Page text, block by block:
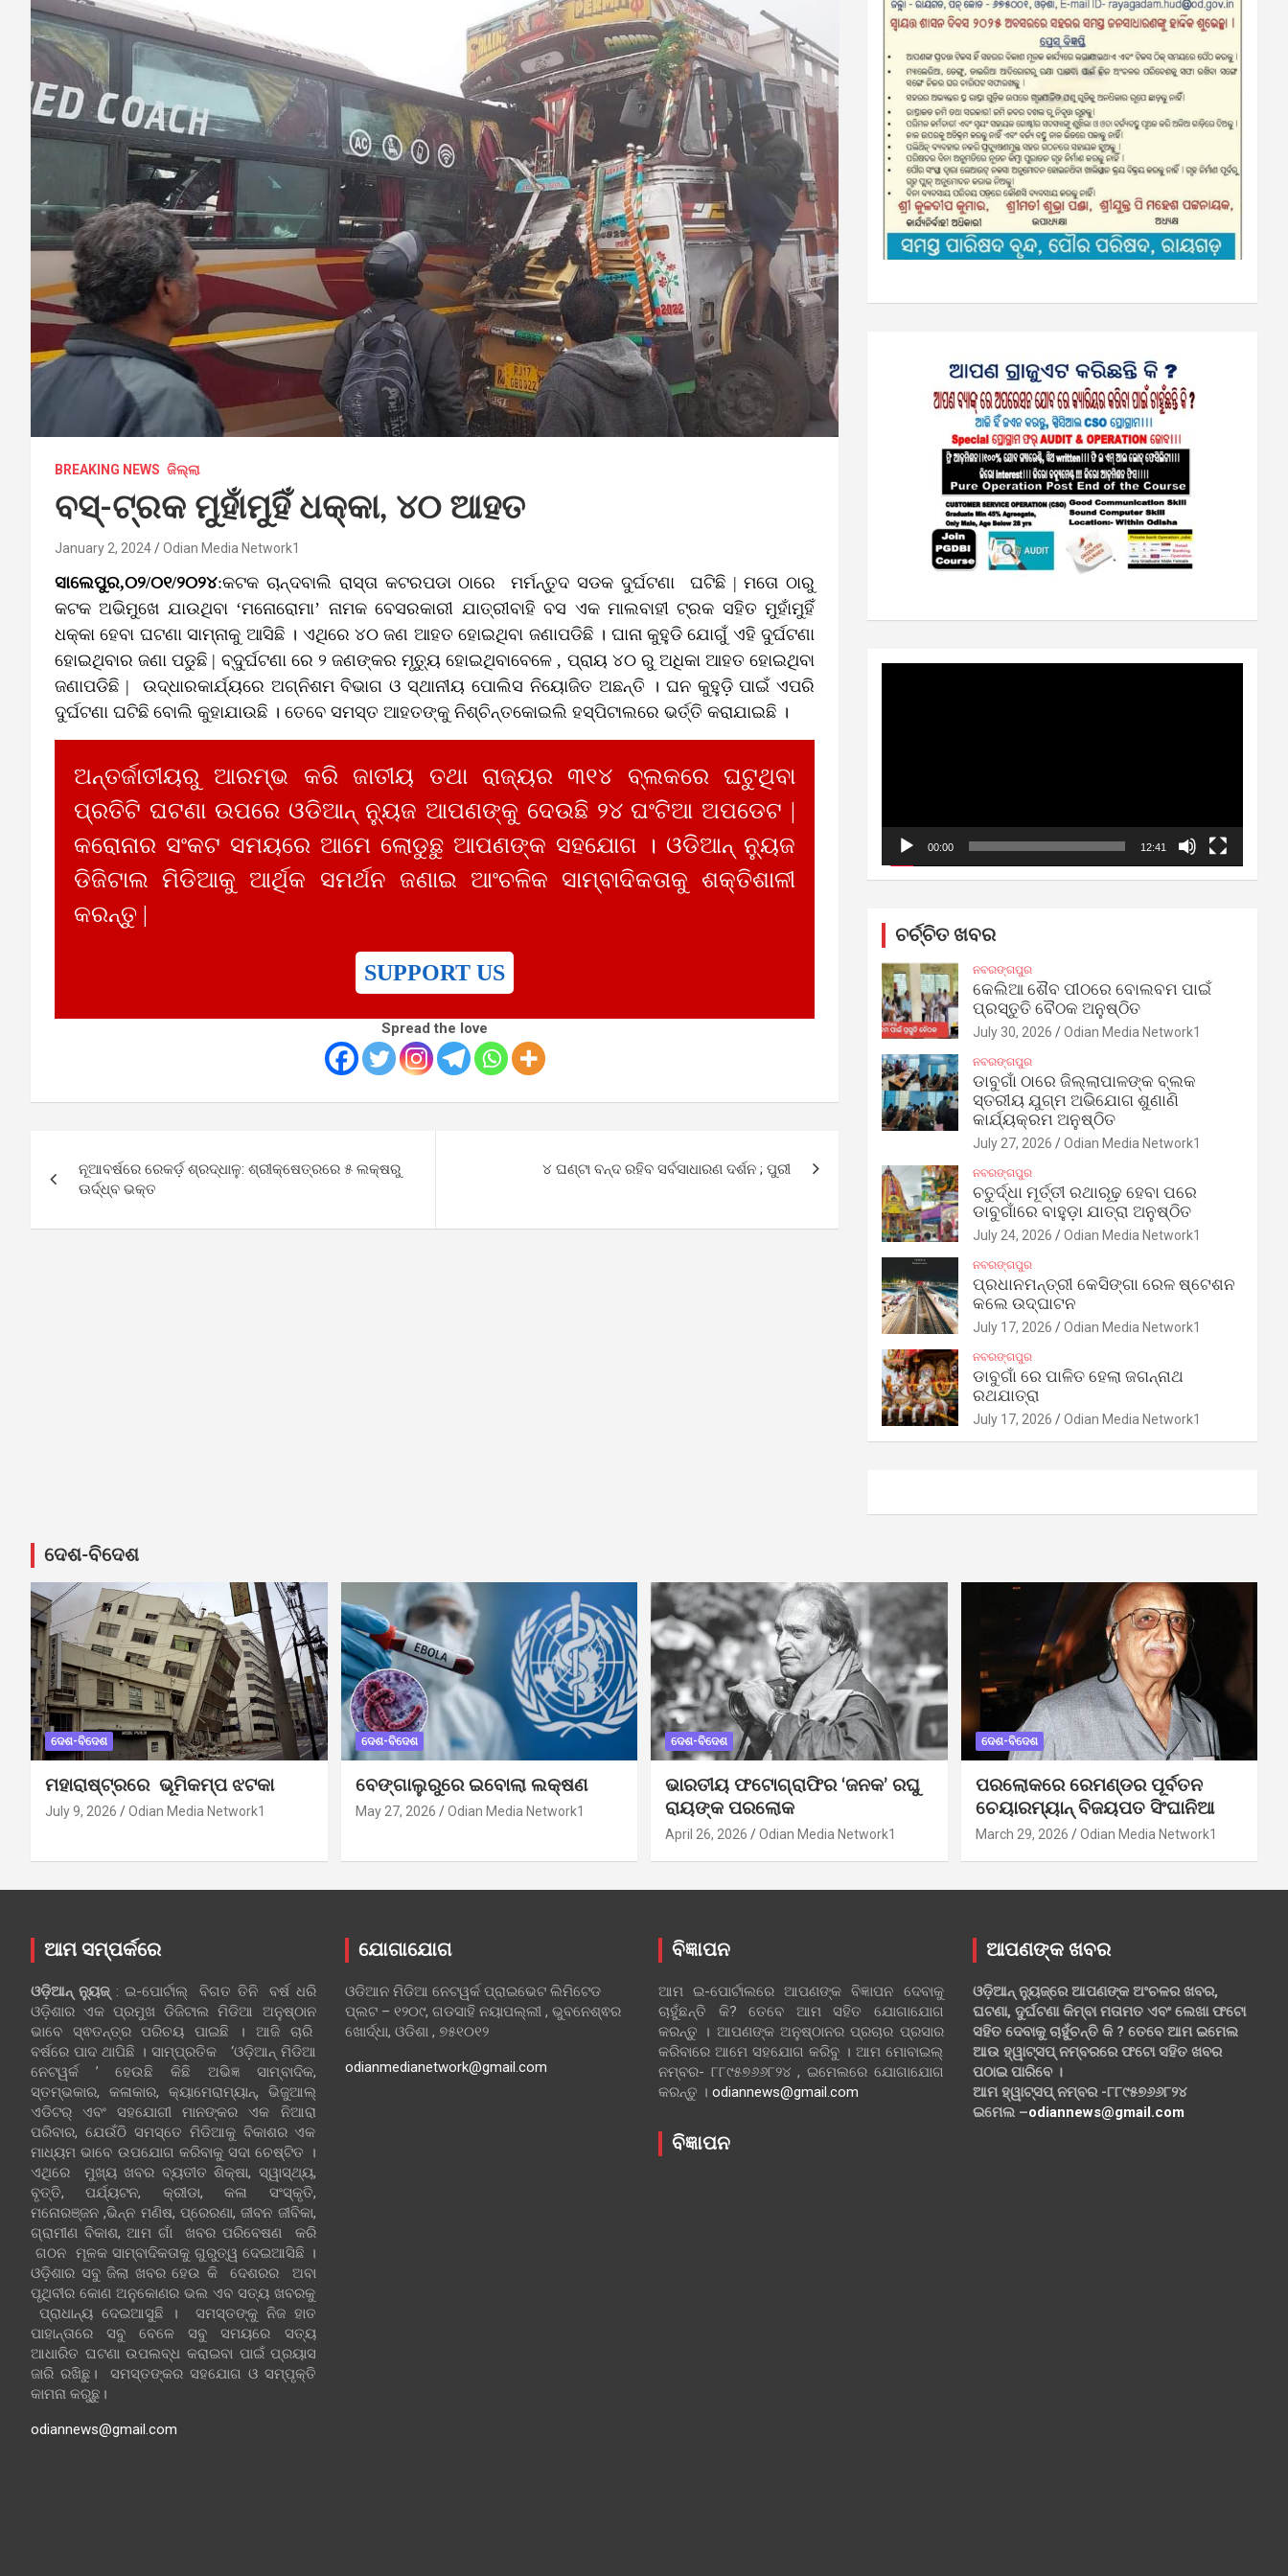
BREAKING NEWS ଜିଲ୍ଲା
ବସ୍-ଟ୍ରକ ମୁହାଁମୁହିଁ ଧକ୍କା, ୪୦ ଆହତ
January 2, 2024 Odian Media Network1
ସାଲେପୁର,୦୨/୦୧/୨୦୨୪:କଟକ ଚାନ୍ଦବାଲି ରାସ୍ତା କଟରପଡା ଠାରେ ମର୍ମନ୍ତୁଦ ସଡକ ଦୁର୍ଘଟଣା ଘଟିଛି | ମତୋ ଠାରୁ
କଟକ ଅଭିମୁଖେ ଯାଉଥିବା ‘ମନୋରୋମା’ ନାମକ ବେସରକାରୀ ଯାତ୍ରୀବାହି ବସ ଏକ ମାଲବାହୀ ଟ୍ରକ ସହିତ ମୁହାଁମୁହିଁ
ଧକ୍କା ହେବା ଘଟଣା ସାମ୍ନାକୁ ଆସିଛି । ଏଥିରେ ୪୦ ଜଣ ଆହତ ହୋଇଥିବା ଜଣାପଡିଛି । ଘାନା କୁହୁଡି ଯୋଗୁଁ ଏହି ଦୁର୍ଘଟଣା
ହୋଇଥିବାର ଜଣା ପଡୁଛି | ବ୍ଦୁର୍ଘଟଣା ରେ ୨ ଜଣଙ୍କର ମୃତ୍ୟୁ ହୋଇଥିବାବେଳେ , ପ୍ରାୟ ୪୦ ରୁ ଅଧିକା ଆହତ ହୋଇଥିବା
ଜଣାପଡିଛି | ଉଦ୍ଧାରକାର୍ଯ୍ୟରେ ଅଗ୍ନିଶମ ବିଭାଗ ଓ ସ୍ଥାନୀୟ ପୋଲିସ ନିୟୋଜିତ ଅଛନ୍ତି । ଘନ କୁହୁଡ଼ି ପାଇଁ ଏପରି
ଦୁର୍ଘଟଣା ଘଟିଛି ବୋଲି କୁହାଯାଉଛି । ତେବେ ସମସ୍ତ ଆହତଙ୍କୁ ନିଶ୍ଚିନ୍ତକୋଇଲି ହସ୍ପିଟାଲରେ ଭର୍ତ୍ତି କରାଯାଇଛି ।
ଅନ୍ତର୍ଜାତୀୟରୁ ଆରମ୍ଭ କରି ଜାତୀୟ ତଥା ରାଜ୍ୟର ୩୧୪ ବ୍ଲକରେ ଘଟୁଥିବା
ପ୍ରତିଟି ଘଟଣା ଉପରେ ଓଡିଆନ୍ ନ୍ୟୁଜ ଆପଣଙ୍କୁ ଦେଉଛି ୨୪ ଘଂଟିଆ ଅପଡେଟ |
କରୋନାର ସଂକଟ ସମୟରେ ଆମେ ଲୋଡୁଛୁ ଆପଣଙ୍କ ସହଯୋଗ । ଓଡିଆନ୍ ନ୍ୟୁଜ
ଡିଜିଟାଲ ମିଡିଆକୁ ଆର୍ଥିକ ସମର୍ଥନ ଜଣାଇ ଆଂଚଳିକ ସାମ୍ବାଦିକତାକୁ ଶକ୍ତିଶାଳୀ
କରନ୍ତୁ |
SUPPORT US
Spread the love
navigation
ନୂଆବର୍ଷରେ ରେକର୍ଡ଼ ଶ୍ରଦ୍ଧାଳୁ: ଶ୍ରୀକ୍ଷେତ୍ରରେ ୫ ଲକ୍ଷରୁ
ଊର୍ଦ୍ଧ୍ବ ଭକ୍ତ
୪ ଘଣ୍ଟା ବନ୍ଦ ରହିବ ସର୍ବସାଧାରଣ ଦର୍ଶନ ; ପୁରୀ
00:00 12:41
ଚର୍ଚ୍ଚିତ ଖବର
ନବରଙ୍ଗପୁର
କେଲିଆ ଶୈବ ପୀଠରେ ବୋଲବମ ପାଇଁ
ପ୍ରସ୍ତୁତି ବୈଠକ ଅନୁଷ୍ଠିତ
July 30, 2026 Odian Media Network1
ନବରଙ୍ଗପୁର
ଡାବୁଗାଁ ଠାରେ ଜିଲ୍ଲାପାଳଙ୍କ ବ୍ଲକ
ସ୍ତରୀୟ ଯୁଗ୍ମ ଅଭିଯୋଗ ଶୁଣାଣି
କାର୍ଯ୍ୟକ୍ରମ ଅନୁଷ୍ଠିତ
July 27, 2026 Odian Media Network1
ନବରଙ୍ଗପୁର
ଚତୁର୍ଦ୍ଧା ମୂର୍ତ୍ତୀ ରଥାରୂଢ଼ ହେବା ପରେ
ଡାବୁଗାଁରେ ବାହୁଡ଼ା ଯାତ୍ରା ଅନୁଷ୍ଠିତ
July 24, 2026 Odian Media Network1
ନବରଙ୍ଗପୁର
ପ୍ରଧାନମନ୍ତ୍ରୀ କେସିଙ୍ଗା ରେଳ ଷ୍ଟେଶନ
କଲେ ଉଦ୍‌ଘାଟନ
July 17, 2026 Odian Media Network1
ନବରଙ୍ଗପୁର
ଡାବୁଗାଁ ରେ ପାଳିତ ହେଲା ଜଗନ୍ନାଥ
ରଥଯାତ୍ରା
July 17, 2026 Odian Media Network1
ଦେଶ-ବିଦେଶ
ଦେଶ-ବିଦେଶ
ମହାରାଷ୍ଟ୍ରରେ ଭୂମିକମ୍ପ ଝଟକା
July 9, 2026 Odian Media Network1
ଦେଶ-ବିଦେଶ
ବେଙ୍ଗାଲୁରୁରେ ଇବୋଲା ଲକ୍ଷଣ
May 27, 2026 Odian Media Network1
ଦେଶ-ବିଦେଶ
ଭାରତୀୟ ଫଟୋଗ୍ରାଫିର ‘ଜନକ’ ରଘୁ
ରାୟଙ୍କ ପରଲୋକ
April 26, 2026 Odian Media Network1
ଦେଶ-ବିଦେଶ
ପରଲୋକରେ ରେମଣ୍ଡର ପୂର୍ବତନ
ଚେୟାରମ୍ୟାନ୍ ବିଜୟପତ ସିଂଘାନିଆ
March 29, 2026 Odian Media Network1
ଆମ ସମ୍ପର୍କରେ
ଓଡ଼ିଆନ୍‍ ନ୍ୟୁଜ୍‍: ଇ-ପୋର୍ଟାଲ୍ ବିଗତ ତିନି ବର୍ଷ ଧରି
ଓଡ଼ିଶାର ଏକ ପ୍ରମୁଖ ଡିଜିଟାଲ ମିଡିଆ ଅନୁଷ୍ଠାନ
ଭାବେ ସ୍ଵତନ୍ତ୍ର ପରିଚୟ ପାଇଛି । ଆଜି ଚାରି
ବର୍ଷରେ ପାଦ ଥାପିଛି । ସାମ୍ପ୍ରତିକ ‘ଓଡ଼ିଆନ୍‍ ମିଡିଆ
ନେଟୱର୍କ ’ ହେଉଛି କିଛି ଅଭିଜ୍ଞ ସାମ୍ବାଦିକ,
ସ୍ତମ୍ଭକାର, କଳାକାର, କ୍ୟାମେରାମ୍ୟାନ୍, ଭିଜୁଆଲ୍
ଏଡିଟର୍ ଏବଂ ସହଯୋଗୀ ମାନଙ୍କର ଏକ ନିଆରା
ପରିବାର, ଯେଉଁଠି ସମସ୍ତେ ମିଡିଆକୁ ବିକାଶର ଏକ
ମାଧ୍ୟମ ଭାବେ ଉପଯୋଗ କରିବାକୁ ସଦା ଚେଷ୍ଟିତ ।
ଏଥିରେ ମୁଖ୍ୟ ଖବର ବ୍ୟତୀତ ଶିକ୍ଷା, ସ୍ୱାସ୍ଥ୍ୟ,
ବୃତ୍ତି, ପର୍ଯ୍ୟଟନ, କ୍ରୀଡା, କଳା ସଂସ୍କୃତି,
ମନୋରଞ୍ଜନ ,ଭିନ୍ନ ମଣିଷ, ପ୍ରେରଣା, ଜୀବନ ଜୀବିକା,
ଗ୍ରାମୀଣ ବିକାଶ, ଆମ ଗାଁ ଖବର ପରିବେଷଣ କରି
ଗଠନ ମୂଳକ ସାମ୍ବାଦିକତାକୁ ଗୁରୁତ୍ୱ ଦେଇଆସିଛି ।
ଓଡ଼ିଶାର ସବୁ ଜିଲା ଖବର ହେଉ କି ଦେଶରର ଅବା
ପୃଥିବୀର କୋଣ ଅନୁକୋଣର ଭଲ ଏବ ସତ୍ୟ ଖବରକୁ
ପ୍ରାଧାନ୍ୟ ଦେଇଆସୁଛି । ସମସ୍ତଙ୍କୁ ନିଜ ହାତ
ପାହାନ୍ତାରେ ସବୁ ବେଳେ ସବୁ ସମୟରେ ସତ୍ୟ
ଆଧାରିତ ଘଟଣା ଉପଲବ୍ଧ କରାଇବା ପାଇଁ ପ୍ରୟାସ
ଜାରି ରଖିଛୁ। ସମସ୍ତଙ୍କର ସହଯୋଗ ଓ ସମ୍ପୃକ୍ତି
କାମନା କରୁଛୁ।
odiannews@gmail.com
ଯୋଗାଯୋଗ
ଓଡିଆନ ମିଡିଆ ନେଟୱର୍କ ପ୍ରାଇଭେଟ ଲିମିଟେଡ
ପ୍ଲଟ – ୧୨୦୯, ଗଡସାହି ନୟାପଲ୍ଲୀ , ଭୁବନେଶ୍ଵର
ଖୋର୍ଦ୍ଧା, ଓଡିଶା , ୭୫୧୦୧୨
odianmedianetwork@gmail.com
ବିଜ୍ଞାପନ
ଆମ ଇ-ପୋର୍ଟାଲରେ ଆପଣଙ୍କ ବିଜ୍ଞାପନ ଦେବାକୁ
ଚାହୁଁଛନ୍ତି କି? ତେବେ ଆମ ସହିତ ଯୋଗାଯୋଗ
କରନ୍ତୁ । ଆପଣଙ୍କ ଅନୁଷ୍ଠାନର ପ୍ରଚାର ପ୍ରସାର
କରିବାରେ ଆମେ ସହଯୋଗ କରିବୁ । ଆମ ମୋବାଇଲ୍
ନମ୍ବର- ୮୮୯୫୭୬୬୮୨୪ , ଇମେଲରେ ଯୋଗାଯୋଗ
କରନ୍ତୁ । odiannews@gmail.com
ବିଜ୍ଞାପନ
ଆପଣଙ୍କ ଖବର
ଓଡ଼ିଆନ୍ ନ୍ୟୁଜ୍‌ରେ ଆପଣଙ୍କ ଅଂଚଳର ଖବର,
ଘଟଣା, ଦୁର୍ଘଟଣା କିମ୍ବା ମତାମତ ଏବଂ ଲେଖା ଫଟୋ
ସହିତ ଦେବାକୁ ଚାହୁଁଚନ୍ତି କି ? ତେବେ ଆମ ଇମେଲ
ଆଉ ହ୍ୱାଟ୍‌ସପ୍ ନମ୍ବରରେ ଫଟୋ ସହିତ ଖବର
ପଠାଇ ପାରିବେ ।
ଆମ ହ୍ୱାଟ୍‌ସପ୍ ନମ୍ବର -୮୮୯୫୭୬୬୮୨୪
ଇମେଲ –odiannews@gmail.com